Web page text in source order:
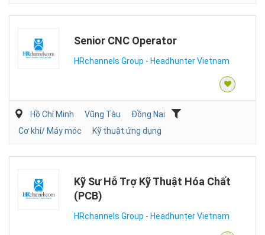
Senior CNC Operator
HRchannels Group - Headhunter Vietnam
Hồ Chí Minh Vũng Tàu
Đồng Nai
Cơ khí/ Máy móc
Kỹ thuật ứng dụng
Kỹ Sư Hỗ Trợ Kỹ Thuật Hóa Chất
(PCB)
HRchannels Group - Headhunter Vietnam